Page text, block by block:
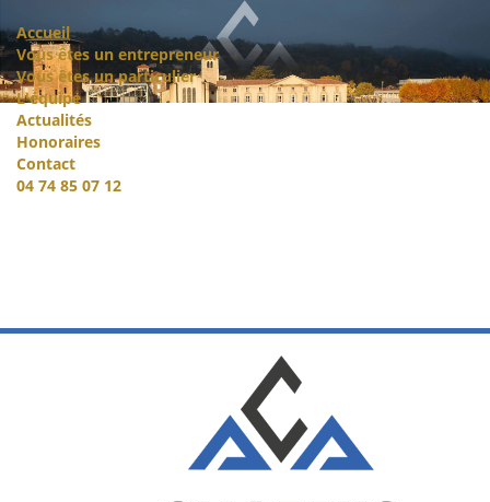
Accueil
Vous êtes un entrepreneur
Vous êtes un particulier
L'équipe
Actualités
Honoraires
Contact
04 74 85 07 12